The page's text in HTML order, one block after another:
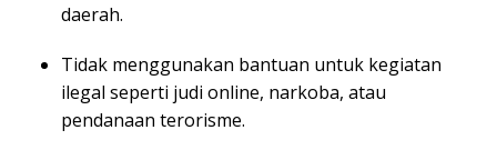
daerah.
Tidak menggunakan bantuan untuk kegiatan
ilegal seperti judi online, narkoba, atau
pendanaan terorisme.